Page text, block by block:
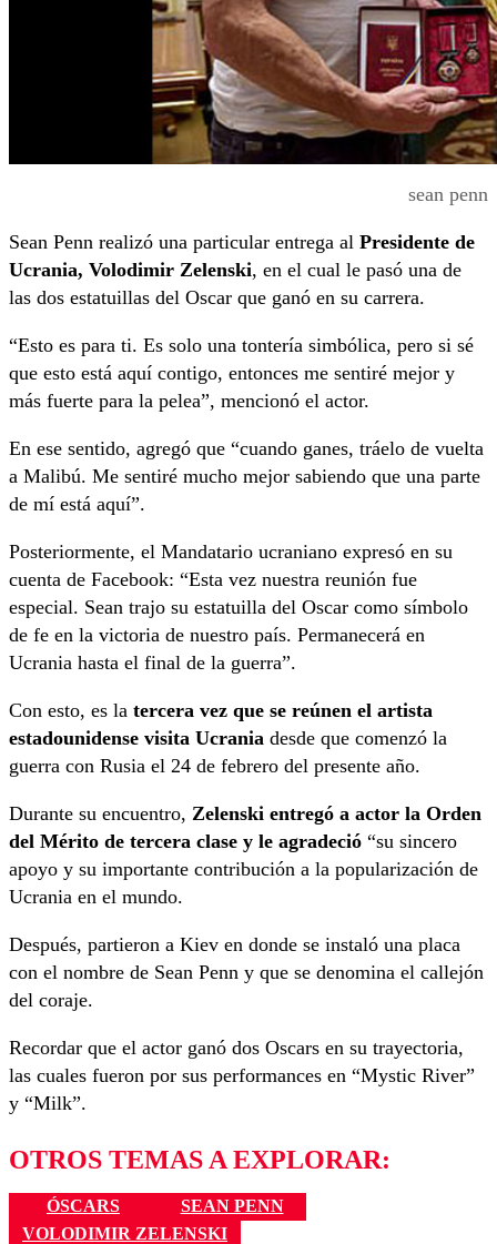
sean penn
Sean Penn realizó una particular entrega al Presidente de
Ucrania, Volodimir Zelenski, en el cual le pasó una de
las dos estatuillas del Oscar que ganó en su carrera.
“Esto es para ti. Es solo una tontería simbólica, pero si sé
que esto está aquí contigo, entonces me sentiré mejor y
más fuerte para la pelea”, mencionó el actor.
En ese sentido, agregó que “cuando ganes, tráelo de vuelta
a Malibú. Me sentiré mucho mejor sabiendo que una parte
de mí está aquí”.
Posteriormente, el Mandatario ucraniano expresó en su
cuenta de Facebook: “Esta vez nuestra reunión fue
especial. Sean trajo su estatuilla del Oscar como símbolo
de fe en la victoria de nuestro país. Permanecerá en
Ucrania hasta el final de la guerra”.
Con esto, es la tercera vez que se reúnen el artista
estadounidense visita Ucrania desde que comenzó la
guerra con Rusia el 24 de febrero del presente año.
Durante su encuentro, Zelenski entregó a actor la Orden
del Mérito de tercera clase y le agradeció “su sincero
apoyo y su importante contribución a la popularización de
Ucrania en el mundo.
Después, partieron a Kiev en donde se instaló una placa
con el nombre de Sean Penn y que se denomina el callejón
del coraje.
Recordar que el actor ganó dos Oscars en su trayectoria,
las cuales fueron por sus performances en “Mystic River”
y “Milk”.
OTROS TEMAS A EXPLORAR:
ÓSCARS
SEAN PENN
VOLODIMIR ZELENSKI